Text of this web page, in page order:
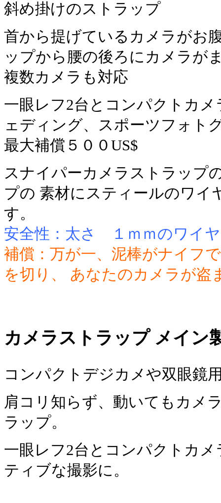
斜め掛けのストラップ
首から提げているカメラがお
ップから腰の後ろにカメラが
複数カメラも対応
一眼レフ2台とコンパクトカ
ェディング、スポーツフォト
最大補償５００US$
スナイパーカメラストラップ
プの 素材にスティールのワイ
す。
安全性：太さ １ｍｍのワイ
補償：万が一、泥棒がナイフ
を切り、 あなたのカメラが盗
カメラストラップメイン
コンパクトデジカメや双眼鏡
肩コリ知らず、動いてもカメ
ラップ。
一眼レフ2台とコンパクトカ
ティブな撮影に。